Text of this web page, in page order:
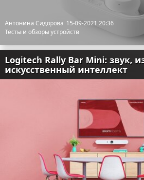
Антонина Сидорова 15-09-2021 20:36
Тесты и обзоры устройств
Logitech Rally Bar Mini: звук,
искусственный интеллект